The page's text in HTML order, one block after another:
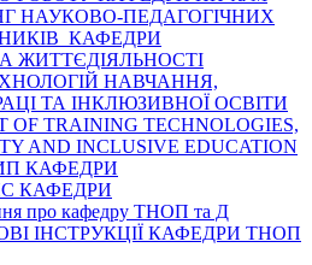
НАУКОВО-ПЕДАГОГІЧНИХ
КАФЕДРИ
ЖИТТЄДІЯЛЬНОСТІ
НАВЧАННЯ,
ТА ІНКЛЮЗИВНОЇ ОСВІТИ
OF TRAINING TECHNOLOGIES,
AND INCLUSIVE EDUCATION
КАФЕДРИ
КАФЕДРИ
про кафедру ТНОП та Д
ІНСТРУКЦІЇ КАФЕДРИ ТНОП